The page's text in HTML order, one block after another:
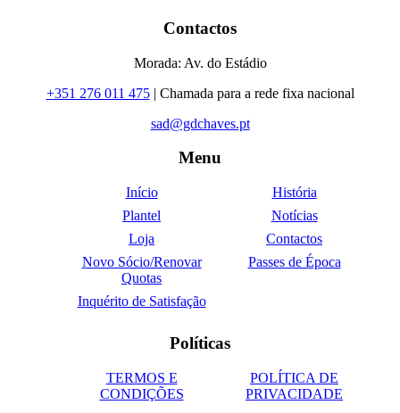
Contactos
Morada: Av. do Estádio
+351 276 011 475| Chamada para a rede fixa nacional
sad@gdchaves.pt
Menu
Início
História
Plantel
Notícias
Loja
Contactos
Novo Sócio/Renovar
Quotas
Passes de Época
Inquérito de Satisfação
Políticas
TERMOS E
CONDIÇÕES
POLÍTICA DE
PRIVACIDADE